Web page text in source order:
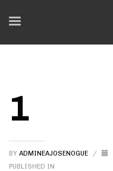
1
BY ADMINEAJOSENOGUE /
PUBLISHED IN